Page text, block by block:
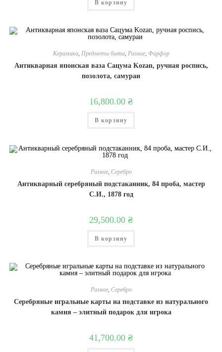
В корзину
Керамика, Предметы быта, Разное, Фарфор
Антикварная японская ваза Сацума Kozan, ручная роспись,
позолота, самураи
16,800.00 ₴
В корзину
Разное, Серебро
Антикварный серебряный подстаканник, 84 проба, мастер
С.И., 1878 год
29,500.00 ₴
В корзину
Разное, Серебро
Серебряные игральные карты на подставке из натурального
камня – элитный подарок для игрока
41,700.00 ₴